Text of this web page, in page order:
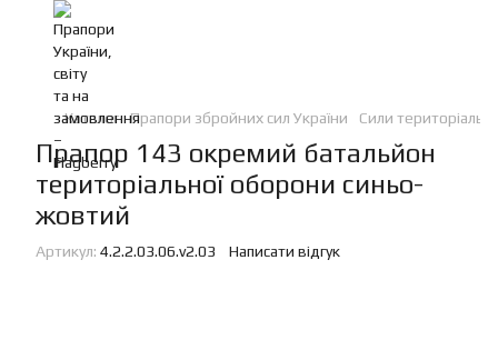
Каталог Прапори збройних сил України Сили
Прапор 143 окремий батальйон
територіальної оборони синьо-
жовтий
Артикул: 4.2.2.03.06.v2.03 Написати відгук